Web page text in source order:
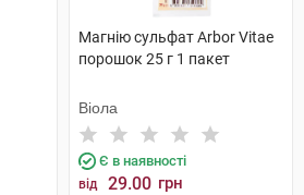
Магнію сульфат Arbor Vitae
порошок 25 г 1 пакет
Віола
Є в наявності
від 29.00 грн